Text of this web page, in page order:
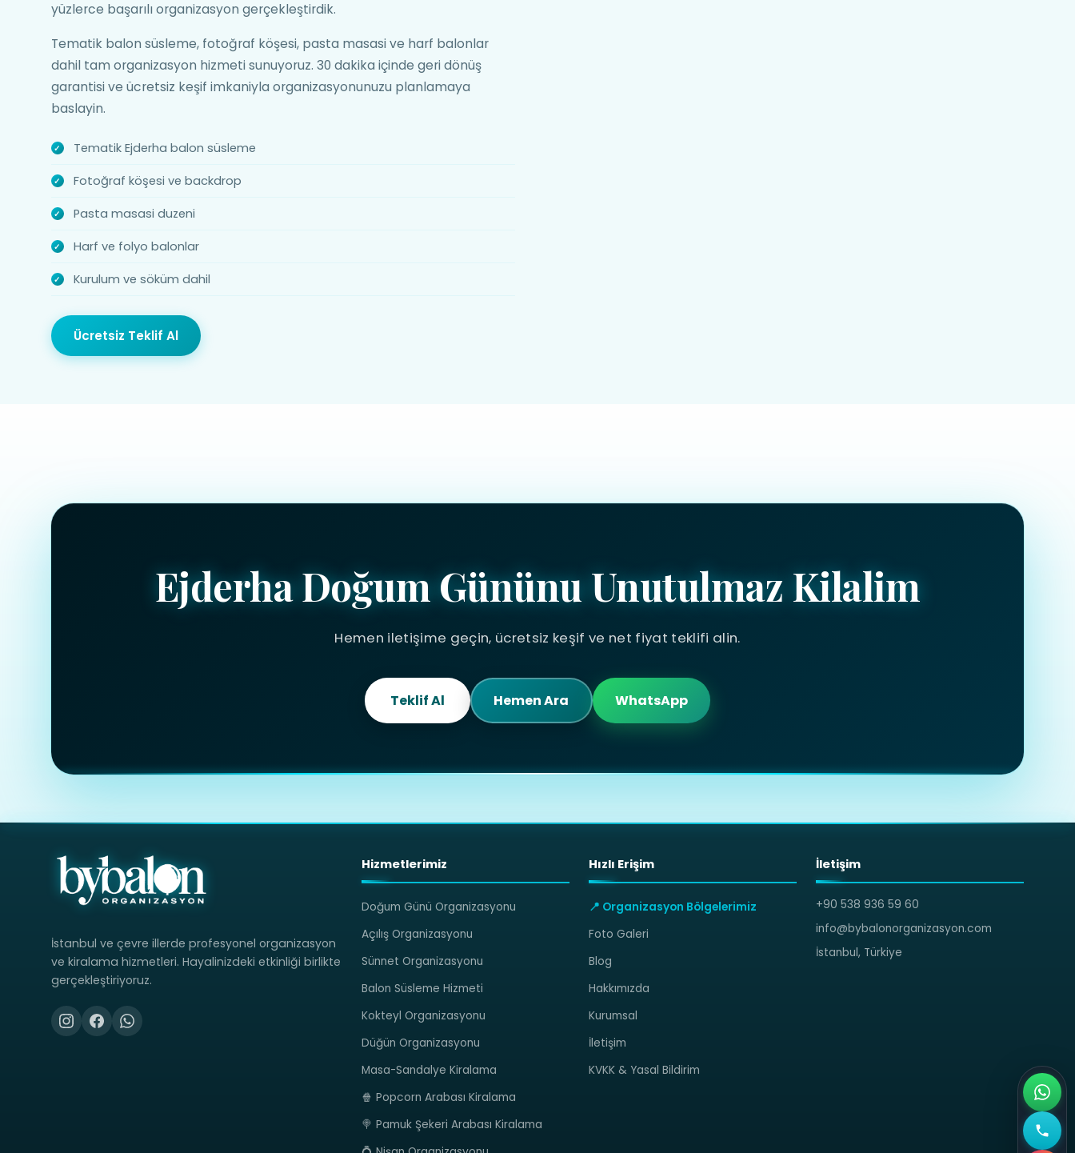
yüzlerce başarılı organizasyon gerçekleştirdik.
Tematik balon süsleme, fotoğraf köşesi, pasta masasi ve harf balonlar
dahil tam organizasyon hizmeti sunuyoruz. 30 dakika içinde geri dönüş
garantisi ve ücretsiz keşif imkaniyla organizasyonunuzu planlamaya
baslayin.
Tematik Ejderha balon süsleme
Fotoğraf köşesi ve backdrop
Pasta masasi duzeni
Harf ve folyo balonlar
Kurulum ve söküm dahil
Ücretsiz Teklif Al
Ejderha Doğum Gününu Unutulmaz Kilalim
Hemen iletişime geçin, ücretsiz keşif ve net fiyat teklifi alin.
Teklif Al Hemen Ara WhatsApp
İstanbul ve çevre illerde profesyonel organizasyon
ve kiralama hizmetleri. Hayalinizdeki etkinliği birlikte
gerçekleştiriyoruz.
Hizmetlerimiz
Doğum Günü Organizasyonu
Açılış Organizasyonu
Sünnet Organizasyonu
Balon Süsleme Hizmeti
Kokteyl Organizasyonu
Düğün Organizasyonu
Masa-Sandalye Kiralama
🍿 Popcorn Arabası Kiralama
🍭 Pamuk Şekeri Arabası Kiralama
Hızlı Erişim
📍 Organizasyon Bölgelerimiz
Foto Galeri
Blog
Hakkımızda
Kurumsal
İletişim
KVKK & Yasal Bildirim
İletişim
+90 538 936 59 60
info@bybalonorganizasyon.com
İstanbul, Türkiye